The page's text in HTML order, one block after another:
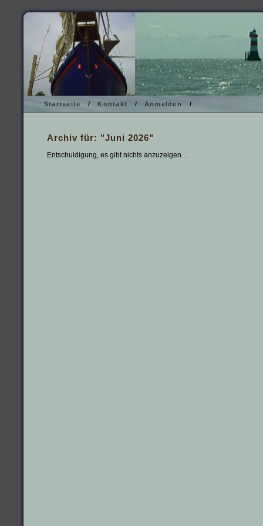
Startseite / Kontakt / Anmelden /
Archiv für: "Juni 2026"
Entschuldigung, es gibt nichts anzuzeigen...